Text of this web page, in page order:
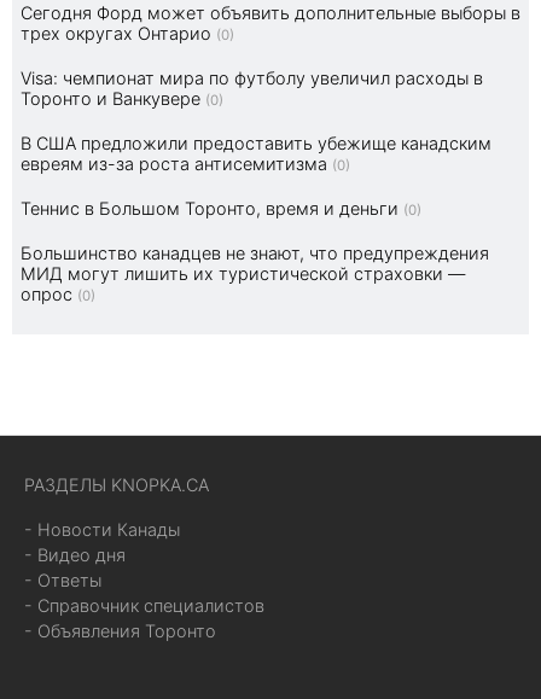
Сегодня Форд может объявить дополнительные выборы в
трех округах Онтарио (0)
Visa: чемпионат мира по футболу увеличил расходы в
Торонто и Ванкувере (0)
В США предложили предоставить убежище канадским
евреям из-за роста антисемитизма (0)
Теннис в Большом Торонто, время и деньги (0)
Большинство канадцев не знают, что предупреждения
МИД могут лишить их туристической страховки —
опрос (0)
РАЗДЕЛЫ KNOPKA.CA
- Новости Канады
- Видео дня
- Ответы
- Справочник специалистов
- Объявления Торонто